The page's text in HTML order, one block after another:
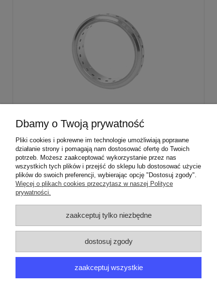
Stabilizator palnika średniego Sabaf Amica
Mastercook
29,00 zł
ZAMÓWIENIA
PRODUCENCI
MOJE KONTO
Dbamy o Twoją prywatność
Pliki cookies i pokrewne im technologie umożliwiają poprawne
działanie strony i pomagają nam dostosować ofertę do Twoich
potrzeb. Możesz zaakceptować wykorzystanie przez nas
wszystkich tych plików i przejść do sklepu lub dostosować użycie
plików do swoich preferencji, wybierając opcję "Dostosuj zgody".
Więcej o plikach cookies przeczytasz w naszej Polityce
prywatności.
zaakceptuj tylko niezbędne
dostosuj zgody
zaakceptuj wszystkie